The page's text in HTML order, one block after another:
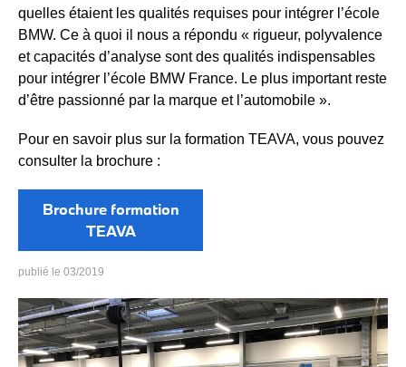
quelles étaient les qualités requises pour intégrer l’école
BMW. Ce à quoi il nous a répondu « rigueur, polyvalence
et capacités d’analyse sont des qualités indispensables
pour intégrer l’école BMW France. Le plus important reste
d’être passionné par la marque et l’automobile ».
Pour en savoir plus sur la formation TEAVA, vous pouvez
consulter la brochure :
Brochure formation
TEAVA
03/2019